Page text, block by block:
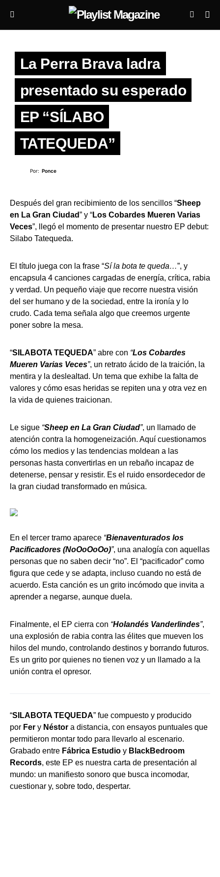
La Perra Brava ladra
presentado su esperado
EP “SÍLABO
TATEQUEDA”
Por: Ponce
Después del gran recibimiento de los sencillos “Sheep
en La Gran Ciudad” y “Los Cobardes Mueren Varias
Veces”, llegó el momento de presentar nuestro EP debut:
Silabo Tatequeda.
El título juega con la frase “Sí la bota te queda…”, y
encapsula 4 canciones cargadas de energía, crítica, rabia
y verdad. Un pequeño viaje que recorre nuestra visión
del ser humano y de la sociedad, entre la ironía y lo
crudo. Cada tema señala algo que creemos urgente
poner sobre la mesa.
“SILABOTA TEQUEDA” abre con “Los Cobardes
Mueren Varias Veces”, un retrato ácido de la traición, la
mentira y la deslealtad. Un tema que exhibe la falta de
valores y cómo esas heridas se repiten una y otra vez en
la vida de quienes traicionan.
Le sigue “Sheep en La Gran Ciudad”, un llamado de
atención contra la homogeneización. Aquí cuestionamos
cómo los medios y las tendencias moldean a las
personas hasta convertirlas en un rebaño incapaz de
detenerse, pensar y resistir. Es el ruido ensordecedor de
la gran ciudad transformado en música.
En el tercer tramo aparece “Bienaventurados los
Pacificadores (NoOoOoOo)”, una analogía con aquellas
personas que no saben decir “no”. El “pacificador” como
figura que cede y se adapta, incluso cuando no está de
acuerdo. Esta canción es un grito incómodo que invita a
aprender a negarse, aunque duela.
Finalmente, el EP cierra con “Holandés Vanderlindes”,
una explosión de rabia contra las élites que mueven los
hilos del mundo, controlando destinos y borrando futuros.
Es un grito por quienes no tienen voz y un llamado a la
unión contra el opresor.
“SILABOTA TEQUEDA” fue compuesto y producido
por Fer y Néstor a distancia, con ensayos puntuales que
permitieron montar todo para llevarlo al escenario.
Grabado entre Fábrica Estudio y BlackBedroom
Records, este EP es nuestra carta de presentación al
mundo: un manifiesto sonoro que busca incomodar,
cuestionar y, sobre todo, despertar.